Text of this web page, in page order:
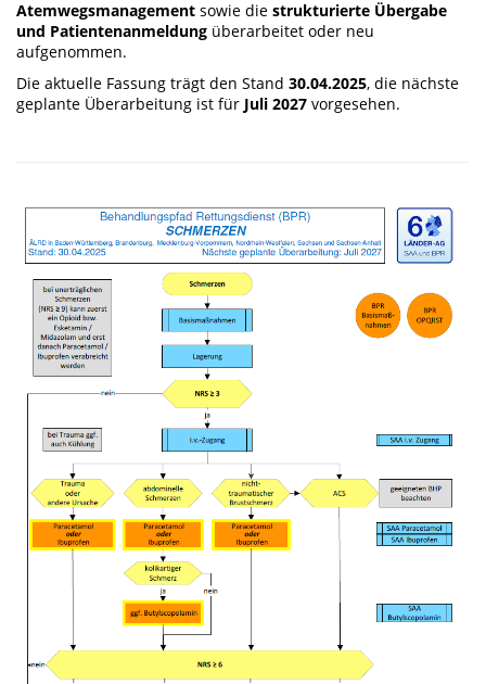
Atemwegsmanagement sowie die strukturierte Übergabe
und Patientenanmeldung überarbeitet oder neu
aufgenommen.
Die aktuelle Fassung trägt den Stand 30.04.2025, die nächste
geplante Überarbeitung ist für Juli 2027 vorgesehen.